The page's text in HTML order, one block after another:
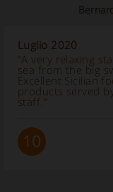
Luglio 2020
“A very relaxing
sea from the big
Excellent Sicilian
products served
staff.”
10